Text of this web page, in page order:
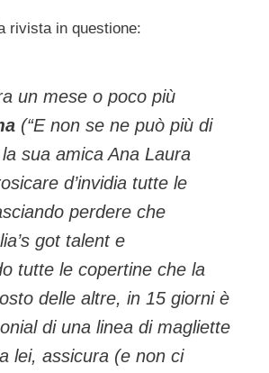
rivista in questione:
un mese o poco più
(“E non se ne può più di
sua amica Ana Laura
d’invidia tutte le
perdere che
got talent e
tutte le copertine che la
delle altre, in 15 giorni è
di una linea di magliette
lei, assicura (e non ci